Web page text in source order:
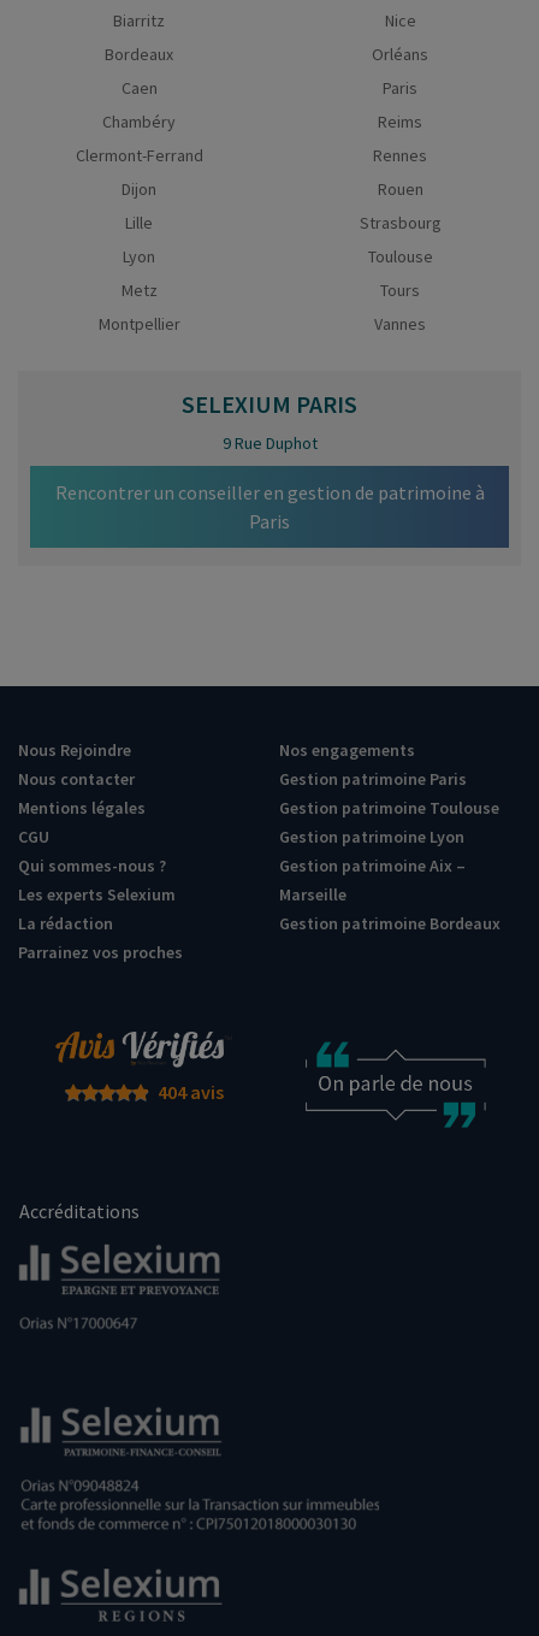
Biarritz
Bordeaux
Caen
Chambéry
Clermont-Ferrand
Dijon
Lille
Lyon
Metz
Montpellier
Nice
Orléans
Paris
Reims
Rennes
Rouen
Strasbourg
Toulouse
Tours
Vannes
SELEXIUM PARIS
9 Rue Duphot
Rencontrer un conseiller en gestion de patrimoine à
Paris
Nous Rejoindre
Nous contacter
Mentions légales
CGU
Qui sommes-nous ?
Les experts Selexium
La rédaction
Parrainez vos proches
Nos engagements
Gestion patrimoine Paris
Gestion patrimoine Toulouse
Gestion patrimoine Lyon
Gestion patrimoine Aix –
Marseille
Gestion patrimoine Bordeaux
404 avis
Accréditations